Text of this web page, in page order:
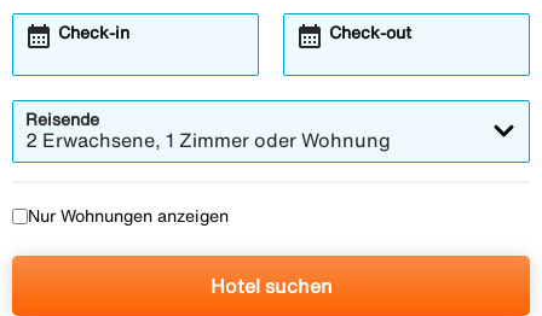
Check-in
calendar_month Check-out
calendar_month
Reisende
2 Erwachsene, 1 Zimmer oder Wohnung
Nur Wohnungen anzeigen
Hotel suchen